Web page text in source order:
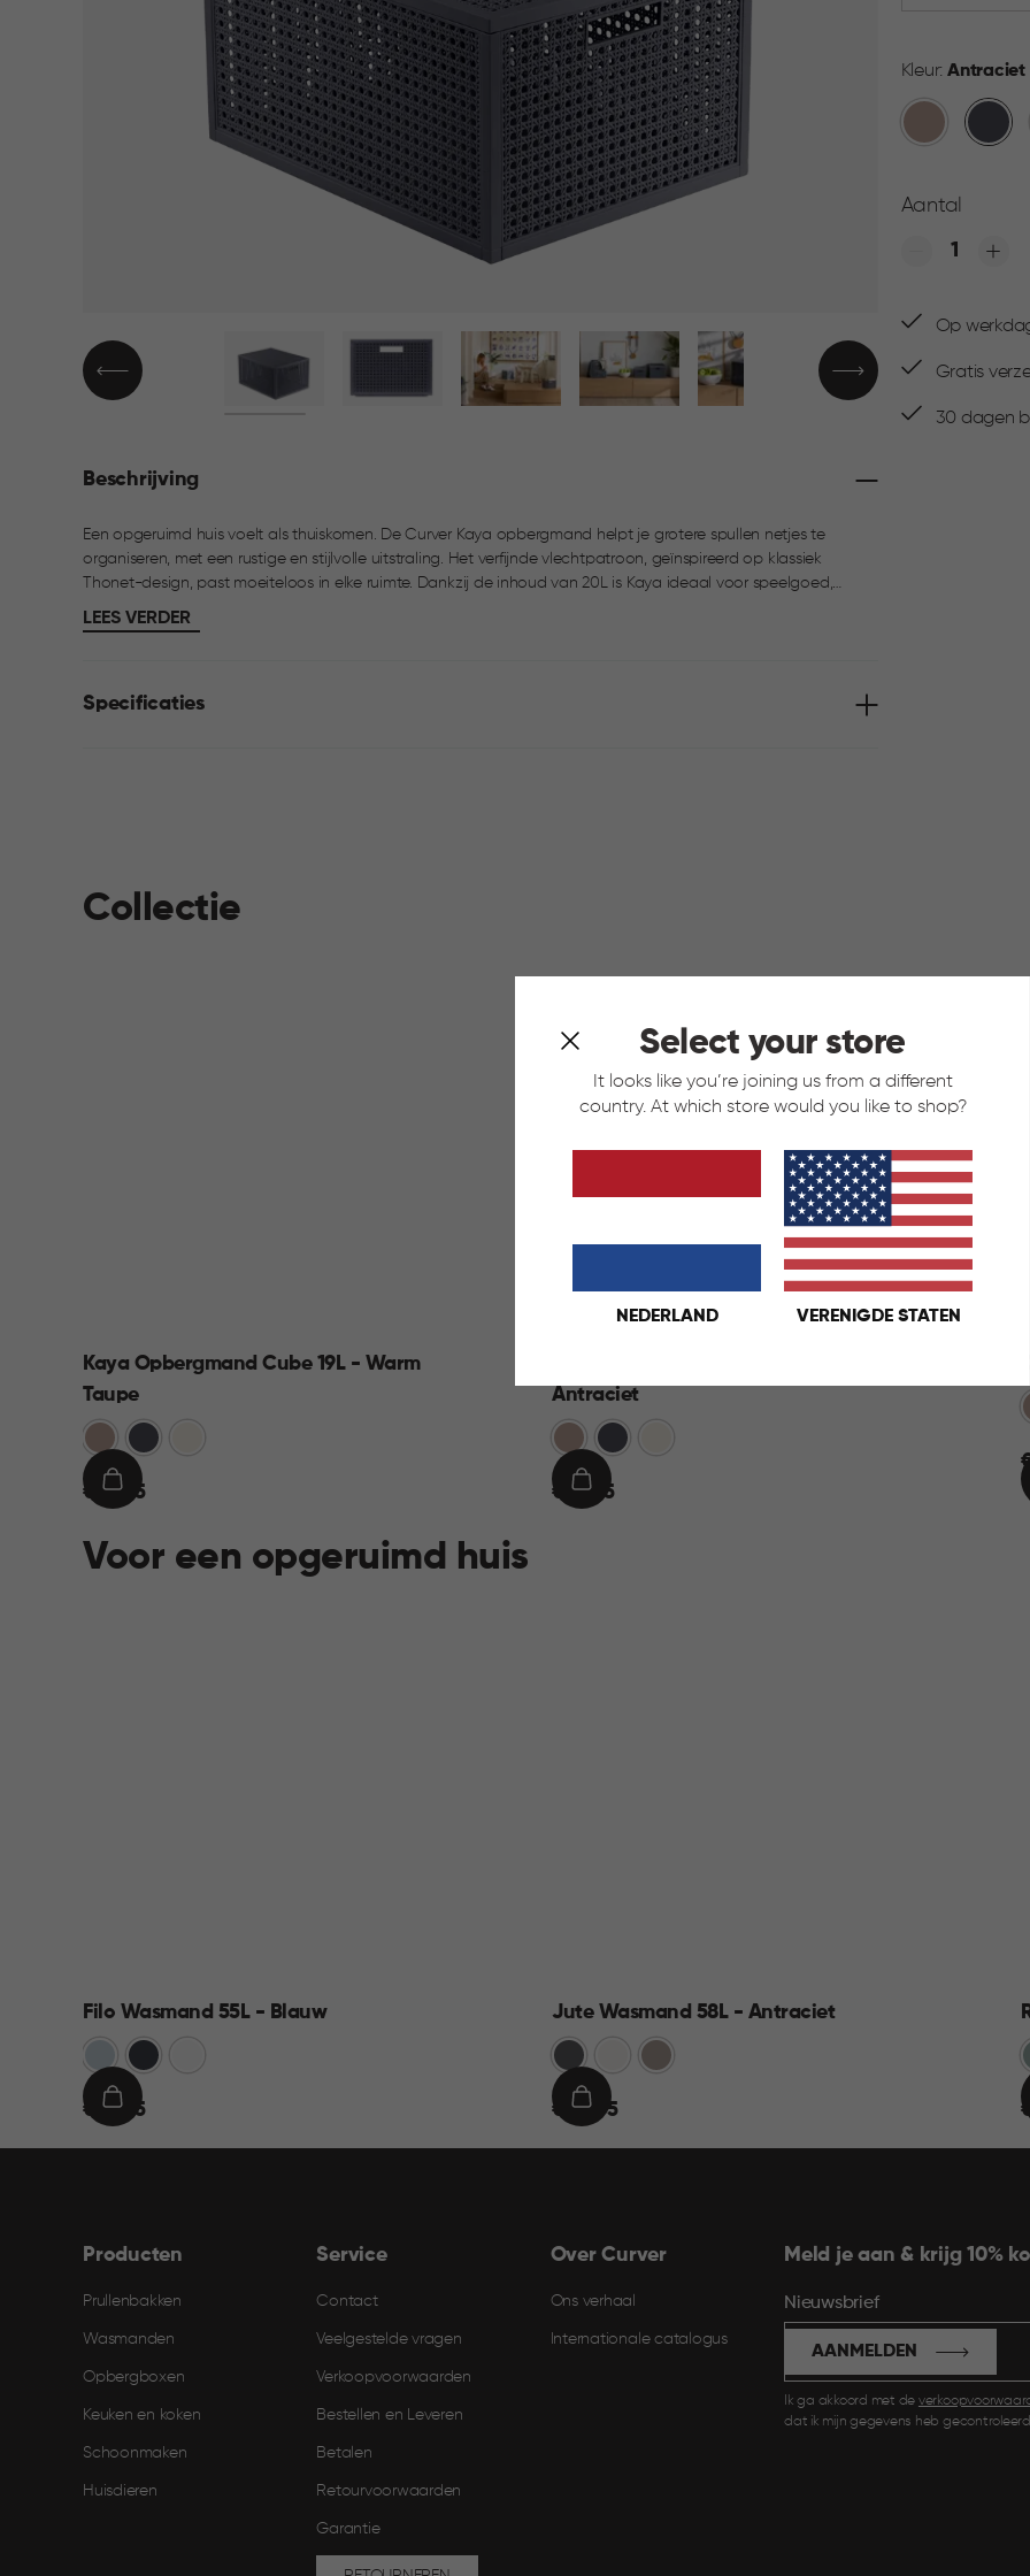
Select your store
It looks like you’re joining us from a different
country. At which store would you like to shop?
NEDERLAND VERENIGDE STATEN
Kleur: Antraciet
Warm
Taupe
Aantal
Quantity:
Op
Gratis
30 dagen
Beschrijving
Een opgeruimd huis voelt als thuiskomen. De Curver Kaya opbergmand helpt je grotere spullen netjes te
organiseren, met een rustige en stijlvolle uitstraling. Het verfijnde vlechtpatroon, geïnspireerd op klassiek
Thonet-design, past moeiteloos in elke ruimte. Dankzij de inhoud van 20L is Kaya ideaal voor speelgoed,
plaids, tijdschriften en andere dagelijkse items. De mand is licht, stapelbaar en voorzien van comfortabele
handgrepen. Eenvoudig schoon te maken en snel in elkaar te zetten in minder dan een minuut.
LEES VERDER
Specificaties
Collectie
Kaya Opbergmand Cube 19L - Warm
Taupe
Warm
Taupe
Antraciet
€€ 12,95
IN
Antraciet
Warm
Taupe
Antraciet
€€ 12,95
IN
€
Voor een opgeruimd huis
Filo Wasmand 55L - Blauw
BlauwAntraciet
€€ 21,95
IN
Jute Wasmand 58L - Antraciet
Antraciet Taupe
€€ 22,95
IN
€
Producten
Prullenbakken
Wasmanden
Opbergboxen
Keuken en koken
Schoonmaken
Huisdieren
Service
Contact
Veelgestelde vragen
Verkoopvoorwaarden
Bestellen en Leveren​
Betalen
Retourvoorwaarden
Garantie
Over Curver
Ons verhaal
Internationale catalogus
Meld je aan & krijg 10%
Nieuwsbrief
Ik ga akkoord met de
dat ik mijn gegevens heb
AANMELDEN